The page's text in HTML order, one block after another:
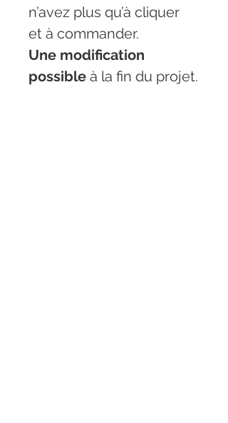
n’avez plus qu’à cliquer
et à commander.
Une modification
possible à la fin du projet.